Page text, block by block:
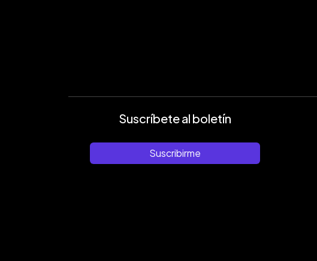
Suscríbete al boletín
Suscribirme